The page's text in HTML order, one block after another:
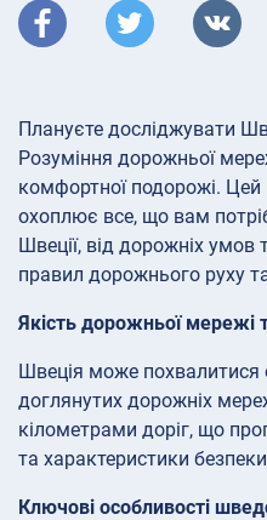
Плануєте досліджувати
Розуміння дорожньої
комфортної подорожі. Цей
охоплює все, що вам
Швеції, від дорожніх умов
правил дорожнього руху
Якість дорожньої мережі
Швеція може
доглянутих дорожніх
кілометрами доріг, що
та характеристики
Ключові особливості